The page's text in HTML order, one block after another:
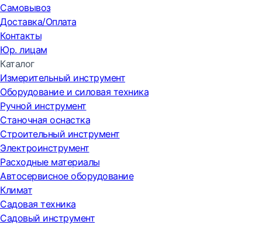
Самовывоз
Доставка/Оплата
Контакты
Юр. лицам
Каталог
Измерительный инструмент
Оборудование и силовая техника
Ручной инструмент
Станочная оснастка
Строительный инструмент
Электроинструмент
Расходные материалы
Автосервисное оборудование
Климат
Садовая техника
Садовый инструмент